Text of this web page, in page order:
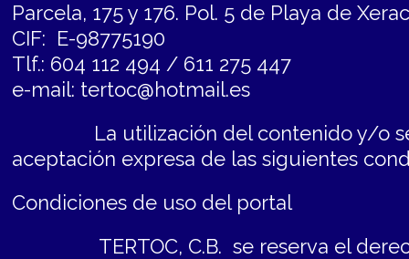
Parcela, 175 y 176. Pol. 5 de Playa de
CIF: E-98775190
Tlf.: 604 112 494 / 611 275 447
e-mail: tertoc@hotmail.es
La utilización del contenido y/o
aceptación expresa de las siguientes
Condiciones de uso del portal
TERTOC, C.B. se reserva el